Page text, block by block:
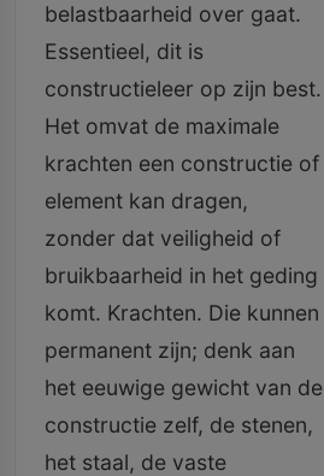
belastbaarheid over gaat.
Essentieel, dit is
constructieleer op zijn best.
Het omvat de maximale
krachten een constructie of
element kan dragen,
zonder dat veiligheid of
bruikbaarheid in het geding
komt. Krachten. Die kunnen
permanent zijn; denk aan
het eeuwige gewicht van de
constructie zelf, de stenen,
het staal, de vaste